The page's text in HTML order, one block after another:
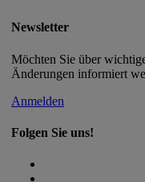
Newsletter
Möchten Sie über
Änderungen informiert
Anmelden
Folgen Sie uns!